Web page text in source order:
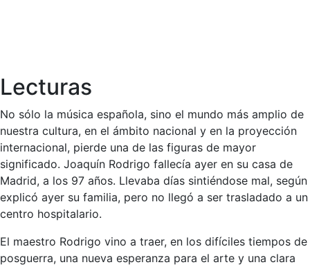
Lecturas
No sólo la música española, sino el mundo más amplio de
nuestra cultura, en el ámbito nacional y en la proyección
internacional, pierde una de las figuras de mayor
significado. Joaquín Rodrigo fallecía ayer en su casa de
Madrid, a los 97 años. Llevaba días sintiéndose mal, según
explicó ayer su familia, pero no llegó a ser trasladado a un
centro hospitalario.
El maestro Rodrigo vino a traer, en los difíciles tiempos de
posguerra, una nueva esperanza para el arte y una clara